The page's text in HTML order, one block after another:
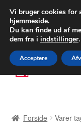
FEDEX
80 82
Spring
til
Spring
til
Betalinger
Forside Varer
Vi bruger cookies for
hjemmeside.
Du kan finde ud af
dem fra i indstillinger.
Acceptere